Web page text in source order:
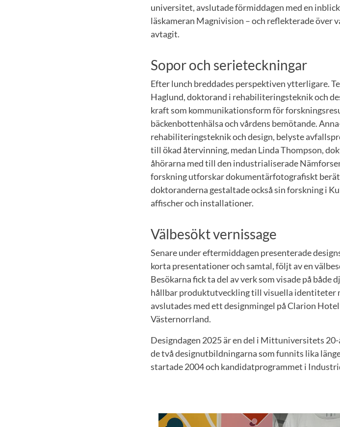
universitet, avslutade förmiddagen med en
läskameran Magnivision – och reflekterade över
avtagit.
Sopor och serieteckningar
Efter lunch breddades perspektiven ytterligare.
Haglund, doktorand i rehabiliteringsteknik och
kraft som kommunikationsform för
bäckenbottenhälsa och vårdens bemötande.
rehabiliteringsteknik och design, belyste
till ökad återvinning, medan Linda Thompson,
åhörarna med till den industrialiserade
forskning utforskar dokumentärfotografiskt
doktoranderna gestaltade också sin forskning i
affischer och installationer.
Välbesökt vernissage
Senare under eftermiddagen presenterade
korta presentationer och samtal, följt av en
Besökarna fick ta del av verk som visade på både
hållbar produktutveckling till visuella identiteter
avslutades med ett designmingel på Clarion
Västernorrland.
Designdagen 2025 är en del i Mittuniversitets
de två designutbildningarna som funnits lika
startade 2004 och kandidatprogrammet i